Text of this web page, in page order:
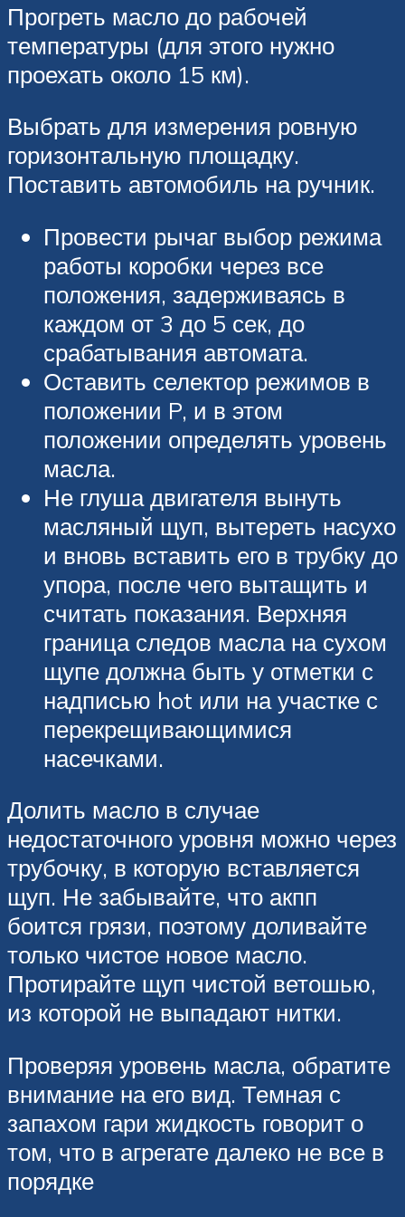
Прогреть масло до рабочей
температуры (для этого нужно
проехать около 15 км).
Выбрать для измерения ровную
горизонтальную площадку.
Поставить автомобиль на ручник.
Провести рычаг выбор режима
работы коробки через все
положения, задерживаясь в
каждом от 3 до 5 сек, до
срабатывания автомата.
Оставить селектор режимов в
положении P, и в этом
положении определять уровень
масла.
Не глуша двигателя вынуть
масляный щуп, вытереть насухо
и вновь вставить его в трубку до
упора, после чего вытащить и
считать показания. Верхняя
граница следов масла на сухом
щупе должна быть у отметки с
надписью hot или на участке с
перекрещивающимися
насечками.
Долить масло в случае
недостаточного уровня можно через
трубочку, в которую вставляется
щуп. Не забывайте, что акпп
боится грязи, поэтому доливайте
только чистое новое масло.
Протирайте щуп чистой ветошью,
из которой не выпадают нитки.
Проверяя уровень масла, обратите
внимание на его вид. Темная с
запахом гари жидкость говорит о
том, что в агрегате далеко не все в
порядке